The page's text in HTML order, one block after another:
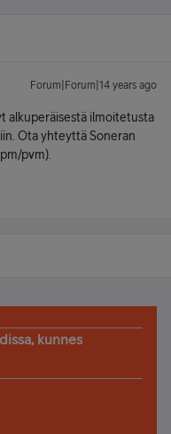
Forum|Forum|14 years ago
alkuperäisestä ilmoitetusta
Ota yhteyttä Soneran
pvm).
kunnes